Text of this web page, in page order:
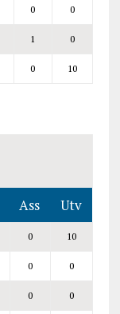
0 0
1 0
0 10
Ass Utv
0 10
0 0
0 0